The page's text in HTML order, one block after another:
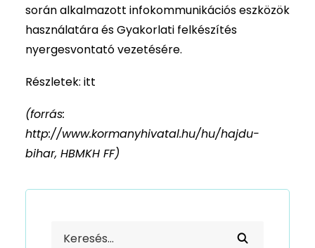
során alkalmazott infokommunikációs eszközök
használatára és Gyakorlati felkészítés
nyergesvontató vezetésére.
Részletek: itt
(forrás:
http://www.kormanyhivatal.hu/hu/hajdu-
bihar, HBMKH FF)